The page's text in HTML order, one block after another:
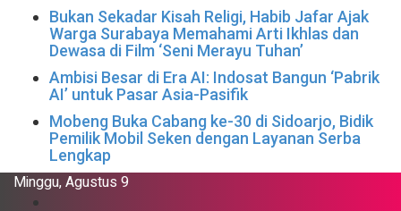
Bukan Sekadar Kisah Religi, Habib Jafar Ajak
Warga Surabaya Memahami Arti Ikhlas dan
Dewasa di Film ‘Seni Merayu Tuhan’
Ambisi Besar di Era AI: Indosat Bangun ‘Pabrik
AI’ untuk Pasar Asia-Pasifik
Mobeng Buka Cabang ke-30 di Sidoarjo, Bidik
Pemilik Mobil Seken dengan Layanan Serba
Lengkap
Minggu, Agustus 9